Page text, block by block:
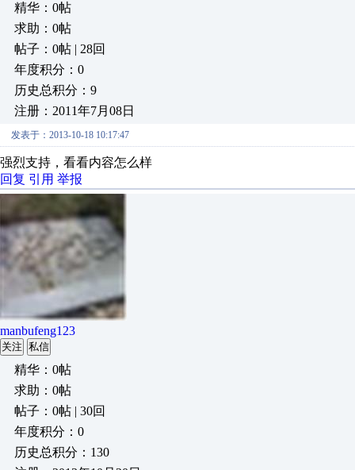
精华：0帖
求助：0帖
帖子：0帖 | 28回
年度积分：0
历史总积分：9
注册：2011年7月08日
发表于：2013-10-18 10:17:47
强烈支持，看看内容怎么样
回复 引用 举报
manbufeng123
关注 私信
精华：0帖
求助：0帖
帖子：0帖 | 30回
年度积分：0
历史总积分：130